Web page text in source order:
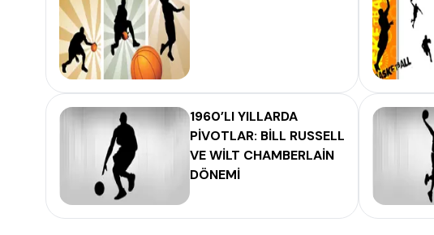
1960’LI YILLARDA
PİVOTLAR: BİLL RUSSELL
VE WİLT CHAMBERLAİN
DÖNEMİ